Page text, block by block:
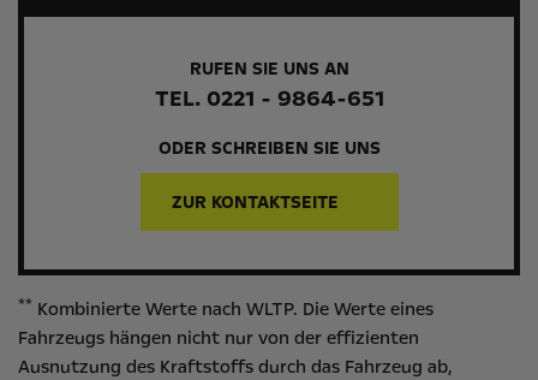
RUFEN SIE UNS AN
TEL. 0221 - 9864-651
ODER SCHREIBEN SIE UNS
ZUR KONTAKTSEITE
** Kombinierte Werte nach WLTP. Die Werte eines
Fahrzeugs hängen nicht nur von der effizienten
Ausnutzung des Kraftstoffs durch das Fahrzeug ab,